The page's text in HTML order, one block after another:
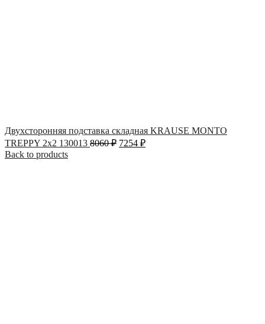
Двухсторонняя подставка складная KRAUSE MONTO
TREPPY 2х2 130013 8060₽ 7254 ₽
Back to products